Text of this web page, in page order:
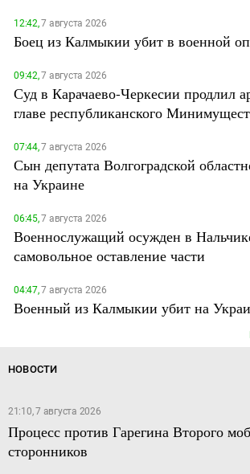
12:42,7 августа 2026
Боец из Калмыкии убит в военной
09:42,7 августа 2026
Суд в Карачаево-Черкесии продлил
главе республиканского
07:44,7 августа 2026
Сын депутата Волгоградской
на Украине
06:45,7 августа 2026
Военнослужащий осужден в
самовольное оставление части
04:47,7 августа 2026
Военный из Калмыкии убит на
НОВОСТИ
21:10, 7 августа 2026
Процесс против Гарегина Второго
сторонников